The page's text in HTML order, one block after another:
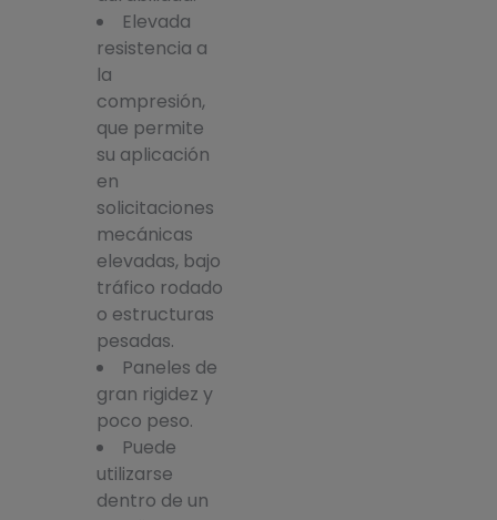
Elevada
resistencia a
la
compresión,
que permite
su aplicación
en
solicitaciones
mecánicas
elevadas, bajo
tráfico rodado
o estructuras
pesadas.
Paneles de
gran rigidez y
poco peso.
Puede
utilizarse
dentro de un